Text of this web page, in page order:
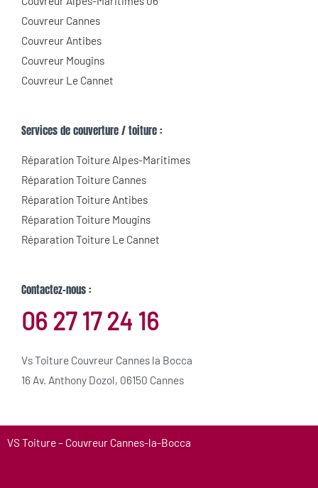
Couvreur Cannes
Couvreur Antibes
Couvreur Mougins
Couvreur Le Cannet
Services de couverture / toiture :
Réparation Toiture Alpes-Maritimes
Réparation Toiture Cannes
Réparation Toiture Antibes
Réparation Toiture Mougins
Réparation Toiture Le Cannet
Contactez-nous :
06 27 17 24 16
Vs Toiture Couvreur Cannes la Bocca
16 Av. Anthony Dozol, 06150 Cannes
VS Toiture – Couvreur Cannes-la-Bocca